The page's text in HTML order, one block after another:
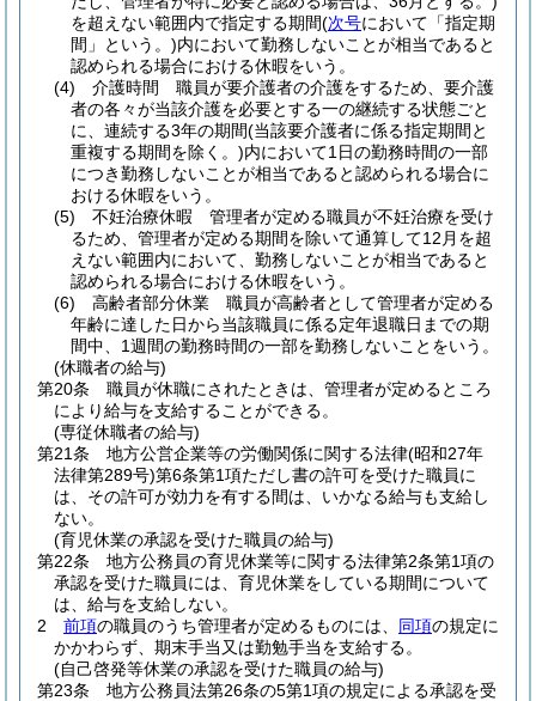
を超えない範囲内で指定する期間(次号において「指定期
間」という。)内において勤務しないことが相当であると
認められる場合における休暇をいう。
(4)
介護時間 職員が要介護者の介護をするため、要介護
者の各々が当該介護を必要とする一の継続する状態ごと
に、連続する3年の期間(当該要介護者に係る指定期間と
重複する期間を除く。)内において1日の勤務時間の一部
につき勤務しないことが相当であると認められる場合に
おける休暇をいう。
(5)
不妊治療休暇 管理者が定める職員が不妊治療を受け
るため、管理者が定める期間を除いて通算して12月を超
えない範囲内において、勤務しないことが相当であると
認められる場合における休暇をいう。
(6)
高齢者部分休業 職員が高齢者として管理者が定める
年齢に達した日から当該職員に係る定年退職日までの期
間中、1週間の勤務時間の一部を勤務しないことをいう。
(休職者の給与)
第20条
職員が休職にされたときは、管理者が定めるところ
により給与を支給することができる。
(専従休職者の給与)
第21条
地方公営企業等の労働関係に関する法律(昭和27年
法律第289号)第6条第1項ただし書の許可を受けた職員に
は、その許可が効力を有する間は、いかなる給与も支給し
ない。
(育児休業の承認を受けた職員の給与)
第22条
地方公務員の育児休業等に関する法律第2条第1項の
承認を受けた職員には、育児休業をしている期間について
は、給与を支給しない。
2
前項の職員のうち管理者が定めるものには、 同項の規定に
かかわらず、期末手当又は勤勉手当を支給する。
(自己啓発等休業の承認を受けた職員の給与)
第23条
地方公務員法第26条の5第1項の規定による承認を受